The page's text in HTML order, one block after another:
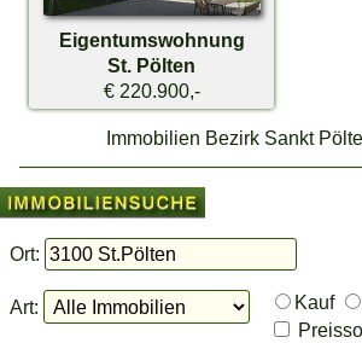
Eigentumswohnung
St. Pölten
€ 220.900,-
Immobilien Bezirk Sankt
Ort:
Art: Kauf